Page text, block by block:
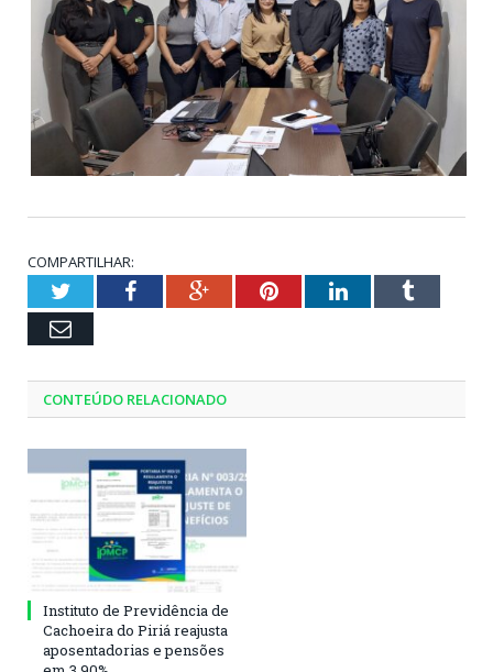
COMPARTILHAR:
TwitterFacebookGoogle+PinterestLinkedInTumblr
Email
CONTEÚDO RELACIONADO
Instituto de Previdência de
Cachoeira do Piriá reajusta
aposentadorias e pensões